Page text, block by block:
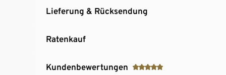
Lieferung & Rücksendung
Ratenkauf
Kundenbewertungen